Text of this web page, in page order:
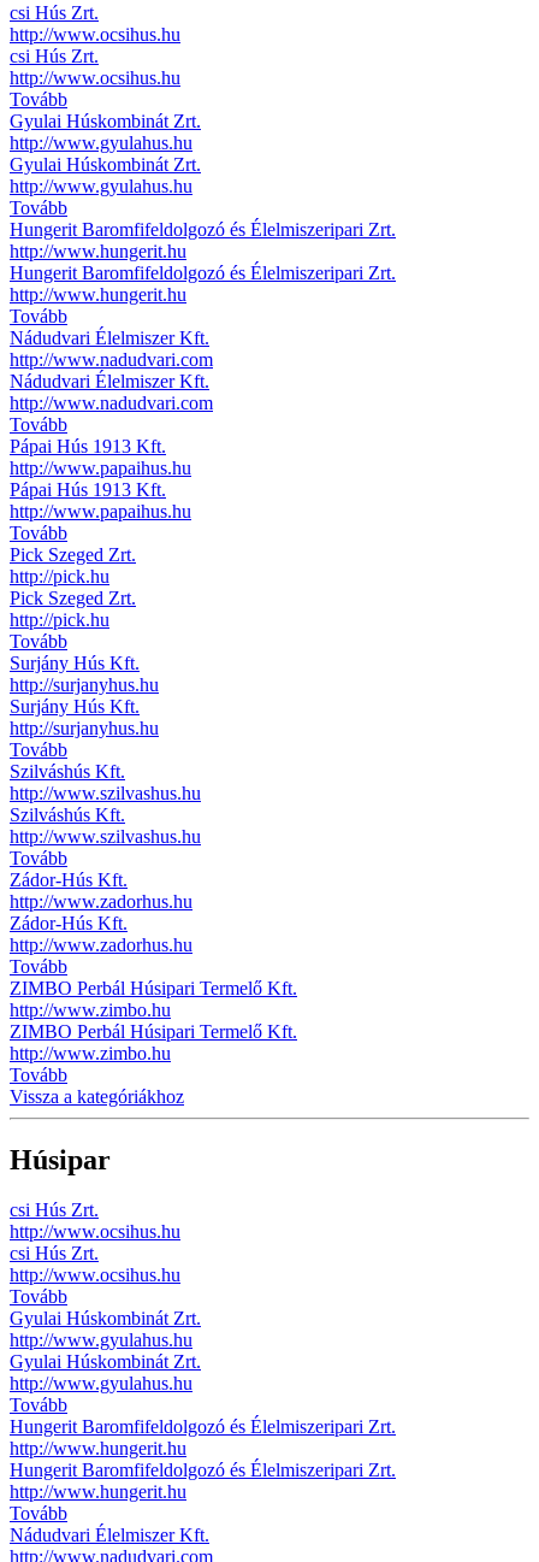
csi Hús Zrt.
http://www.ocsihus.hu
csi Hús Zrt.
http://www.ocsihus.hu
Tovább
Gyulai Húskombinát Zrt.
http://www.gyulahus.hu
Gyulai Húskombinát Zrt.
http://www.gyulahus.hu
Tovább
Hungerit Baromfifeldolgozó és Élelmiszeripari Zrt.
http://www.hungerit.hu
Hungerit Baromfifeldolgozó és Élelmiszeripari Zrt.
http://www.hungerit.hu
Tovább
Nádudvari Élelmiszer Kft.
http://www.nadudvari.com
Nádudvari Élelmiszer Kft.
http://www.nadudvari.com
Tovább
Pápai Hús 1913 Kft.
http://www.papaihus.hu
Pápai Hús 1913 Kft.
http://www.papaihus.hu
Tovább
Pick Szeged Zrt.
http://pick.hu
Pick Szeged Zrt.
http://pick.hu
Tovább
Surjány Hús Kft.
http://surjanyhus.hu
Surjány Hús Kft.
http://surjanyhus.hu
Tovább
Szilváshús Kft.
http://www.szilvashus.hu
Szilváshús Kft.
http://www.szilvashus.hu
Tovább
Zádor-Hús Kft.
http://www.zadorhus.hu
Zádor-Hús Kft.
http://www.zadorhus.hu
Tovább
ZIMBO Perbál Húsipari Termelő Kft.
http://www.zimbo.hu
ZIMBO Perbál Húsipari Termelő Kft.
http://www.zimbo.hu
Tovább
Vissza a kategóriákhoz
Húsipar
csi Hús Zrt.
http://www.ocsihus.hu
csi Hús Zrt.
http://www.ocsihus.hu
Tovább
Gyulai Húskombinát Zrt.
http://www.gyulahus.hu
Gyulai Húskombinát Zrt.
http://www.gyulahus.hu
Tovább
Hungerit Baromfifeldolgozó és Élelmiszeripari Zrt.
http://www.hungerit.hu
Hungerit Baromfifeldolgozó és Élelmiszeripari Zrt.
http://www.hungerit.hu
Tovább
Nádudvari Élelmiszer Kft.
http://www.nadudvari.com